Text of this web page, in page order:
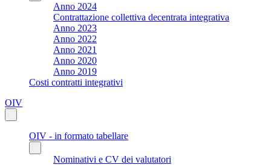
Anno 2024
Contrattazione collettiva decentrata integrativa
Anno 2023
Anno 2022
Anno 2021
Anno 2020
Anno 2019
Costi contratti integrativi
OIV
OIV - in formato tabellare
Nominativi e CV dei valutatori